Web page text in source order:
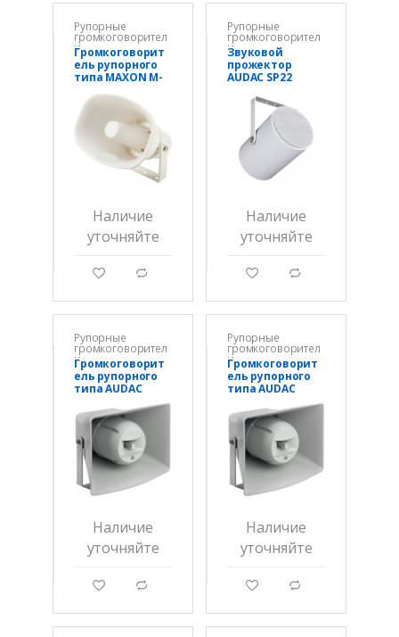
Рупорные
громкоговорител
и
Громкоговорит
ель рупорного
типа MAXON M-
Наличие
уточняйте
g d
Рупорные
громкоговорител
и
Звуковой
прожектор
AUDAC SP22
Наличие
уточняйте
g d
Рупорные
громкоговорител
и
Громкоговорит
ель рупорного
типа AUDAC
Наличие
уточняйте
g d
Рупорные
громкоговорител
и
Громкоговорит
ель рупорного
типа AUDAC
Наличие
уточняйте
g d